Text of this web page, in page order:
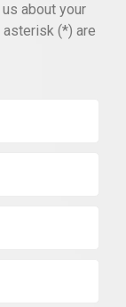
about your
(*) are